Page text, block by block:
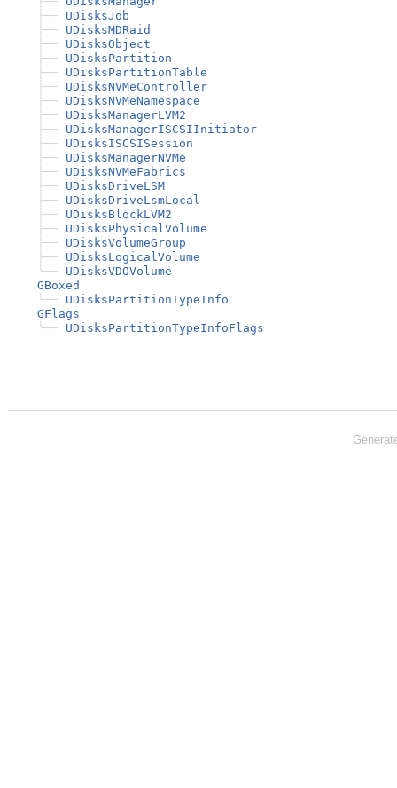
├── UDisksJob
├── UDisksMDRaid
├── UDisksObject
├── UDisksPartition
├── UDisksPartitionTable
├── UDisksNVMeController
├── UDisksNVMeNamespace
├── UDisksManagerLVM2
├── UDisksManagerISCSIInitiator
├── UDisksISCSISession
├── UDisksManagerNVMe
├── UDisksNVMeFabrics
├── UDisksDriveLSM
├── UDisksDriveLsmLocal
├── UDisksBlockLVM2
├── UDisksPhysicalVolume
├── UDisksVolumeGroup
├── UDisksLogicalVolume
╰── UDisksVDOVolume
GBoxed
╰── UDisksPartitionTypeInfo
GFlags
╰── UDisksPartitionTypeInfoFlags